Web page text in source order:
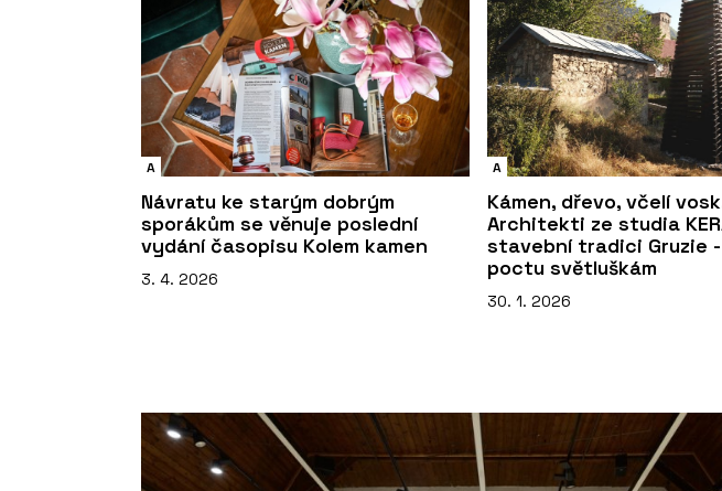
A
Návratu ke starým dobrým
sporákům se věnuje poslední
vydání časopisu Kolem kamen
3. 4. 2026
A
Kámen, dřevo, včelí
Architekti ze studia
stavební tradici Gruzie
poctu světluškám
30. 1. 2026